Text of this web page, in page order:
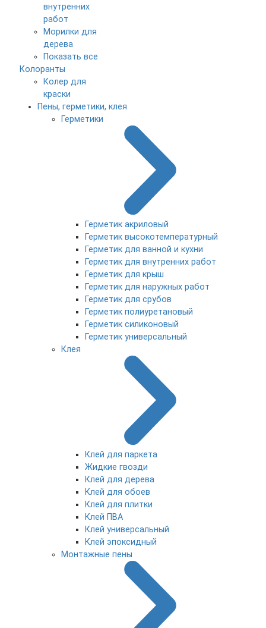
внутренних
работ
Морилки для
дерева
Показать все
Колоранты
Колер для
краски
Пены, герметики, клея
Герметики
Герметик акриловый
Герметик высокотемпературный
Герметик для ванной и кухни
Герметик для внутренних работ
Герметик для крыш
Герметик для наружных работ
Герметик для срубов
Герметик полиуретановый
Герметик силиконовый
Герметик универсальный
Клея
Клей для паркета
Жидкие гвозди
Клей для дерева
Клей для обоев
Клей для плитки
Клей ПВА
Клей универсальный
Клей эпоксидный
Монтажные пены